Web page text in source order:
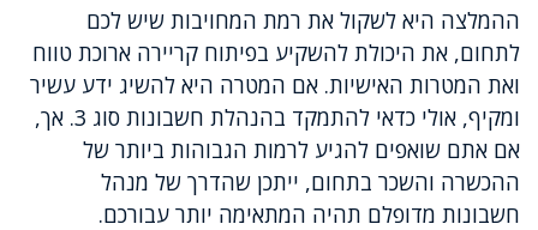
ההמלצה היא לשקול את רמת המחויבות שיש לכם
לתחום, את היכולת להשקיע בפיתוח קריירה ארוכת טווח
ואת המטרות האישיות. אם המטרה היא להשיג ידע עשיר
ומקיף, אולי כדאי להתמקד בהנהלת חשבונות סוג 3. אך,
אם אתם שואפים להגיע לרמות הגבוהות ביותר של
ההכשרה והשכר בתחום, ייתכן שהדרך של מנהל
חשבונות מדופלם תהיה המתאימה יותר עבורכם.